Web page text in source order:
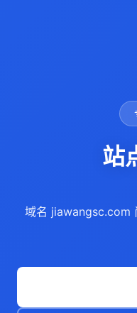
站
域名 jiawangsc.com